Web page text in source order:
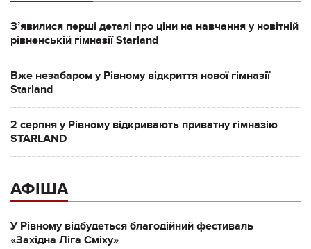
Зʼявилися перші деталі про ціни на навчання у новітній
рівненській гімназії Starland
Вже незабаром у Рівному відкриття нової гімназії
Starland
2 серпня у Рівному відкривають приватну гімназію
STARLAND
АФІША
У Рівному відбудеться благодійний фестиваль
«Західна Ліга Сміху»